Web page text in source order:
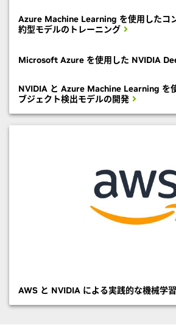
Azure Machine Learning を使用したコ
約型モデルのトレーニング
Microsoft Azure を使用した NVIDIA
NVIDIA と Azure Machine Learning を
ブジェクト検出モデルの開発
AWS と NVIDIA による実践的な機械学習